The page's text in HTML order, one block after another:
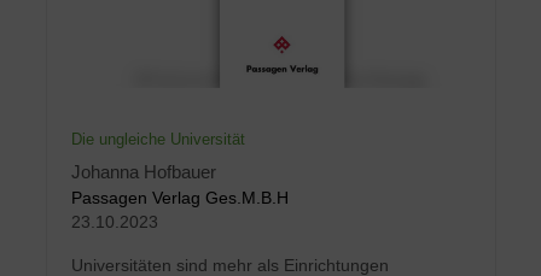
Die ungleiche Universität
Johanna Hofbauer
Passagen Verlag Ges.M.B.H
23.10.2023
Universitäten sind mehr als Einrichtungen